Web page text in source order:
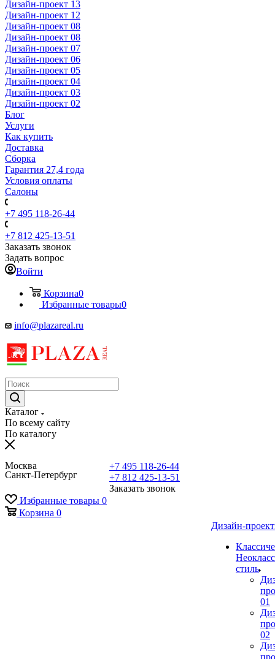
Дизайн-проект 13
Дизайн-проект 12
Дизайн-проект 08
Дизайн-проект 08
Дизайн-проект 07
Дизайн-проект 06
Дизайн-проект 05
Дизайн-проект 04
Дизайн-проект 03
Дизайн-проект 02
Блог
Услуги
Как купить
Доставка
Сборка
Гарантия 27,4 года
Условия оплаты
Салоны
+7 495 118-26-44
+7 812 425-13-51
Заказать звонок
Задать вопрос
Войти
Корзина0
Избранные товары0
info@plazareal.ru
Каталог
По всему сайту
По каталогу
Москва
Санкт-Петербург
+7 495 118-26-44
+7 812 425-13-51
Заказать звонок
Избранные товары 0
Корзина 0
Дизайн-
стиль
01
02